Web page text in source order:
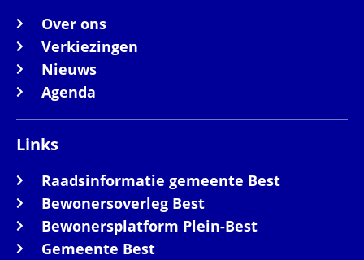
Over ons
Verkiezingen
Nieuws
Agenda
Links
Raadsinformatie gemeente Best
Bewonersoverleg Best
Bewonersplatform Plein-Best
Gemeente Best